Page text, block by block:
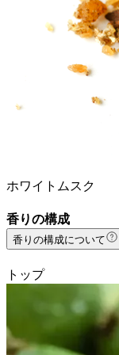
ホワイトムスク
香りの構成
香りの構成について
トップ